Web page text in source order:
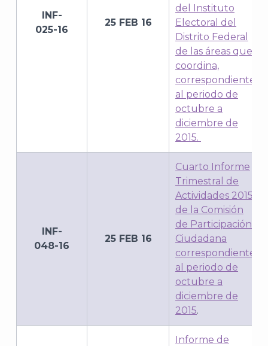
INF-
025-16
25 FEB 16
del Instituto
Electoral del
Distrito Federal
de las áreas que
coordina,
correspondiente
al periodo de
octubre a
diciembre de
2015.
INF-
048-16
25 FEB 16
Cuarto Informe
Trimestral de
Actividades 2015
de la Comisión
de Participación
Ciudadana
correspondiente
al periodo de
octubre a
diciembre de
2015.
Informe de